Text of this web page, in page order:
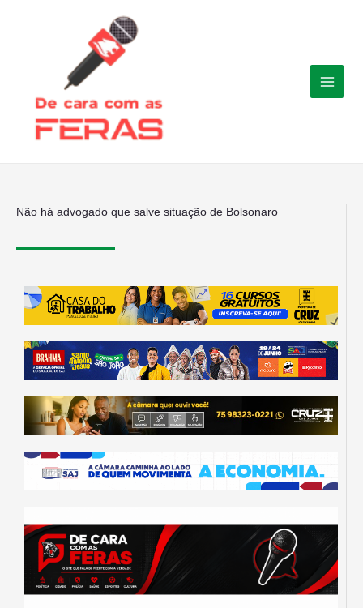
Não há advogado que salve situação de Bolsonaro